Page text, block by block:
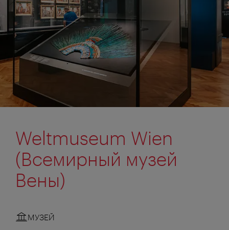
Weltmuseum Wien
(Всемирный музей
Вены)
МУЗЕЙ